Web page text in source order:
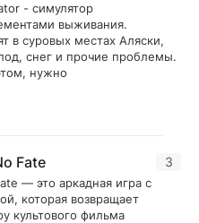
- симулятор
выживания.
в суровых местах Аляски,
снег и прочие проблемы.
нужно
3
Fate
— это аркадная игра с
которая возвращает
культового фильма